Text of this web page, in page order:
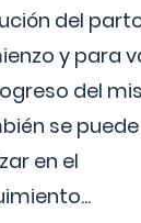
del
y para
del
se puede
en el
...